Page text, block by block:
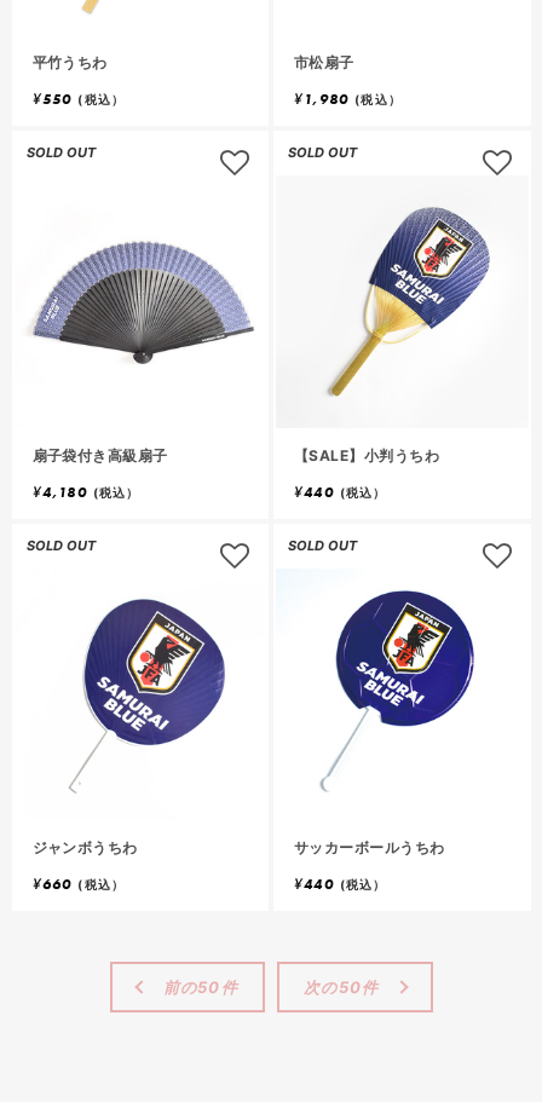
平竹うちわ
¥550 (税込）
市松扇子
¥1,980 (税込）
SOLD OUT
扇子袋付き高級扇子
¥4,180 (税込）
SOLD OUT
【SALE】小判うちわ
¥440 (税込）
SOLD OUT
ジャンボうちわ
¥660 (税込）
SOLD OUT
サッカーボールうちわ
¥440 (税込）
前の50件 次の50件